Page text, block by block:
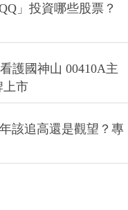
」投資哪些股票？
護國神山 00410A主
上市
該追高還是觀望？專